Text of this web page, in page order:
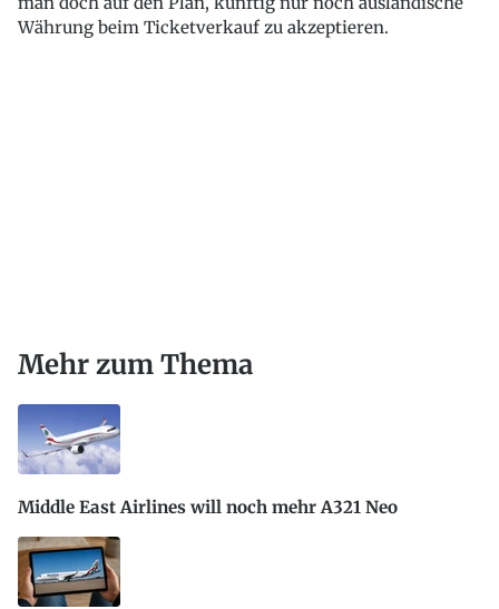
Währung beim Ticketverkauf zu akzeptieren.
Mehr zum Thema
Middle East Airlines will noch mehr A321 Neo